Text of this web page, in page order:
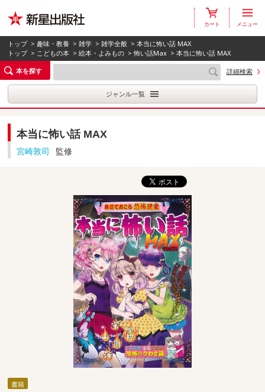
カート メニュー
トップ >趣味・教養 >雑学 >雑学全般 > 本当に怖い話 MAX
トップ > こどもの本 >絵本・よみもの >怖い話Max > 本当に怖い話 MAX
本を探す
詳細検索
ジャンル一覧
本当に怖い話 MAX
宮崎敦司 監修
書籍